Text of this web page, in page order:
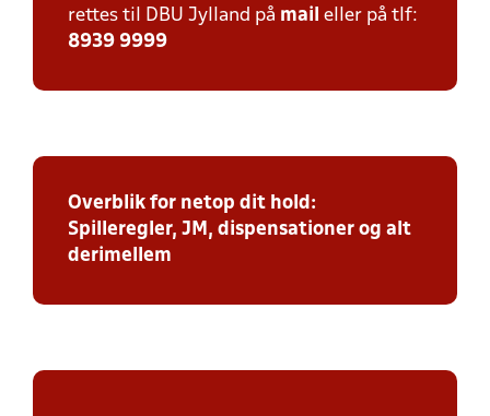
rettes til DBU Jylland på mail eller på tlf:
8939 9999
Overblik for netop dit hold:
Spilleregler, JM, dispensationer og alt
derimellem